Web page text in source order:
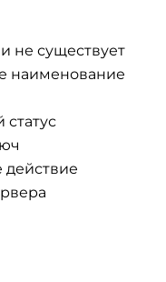
не существует
наименование
статус
действие